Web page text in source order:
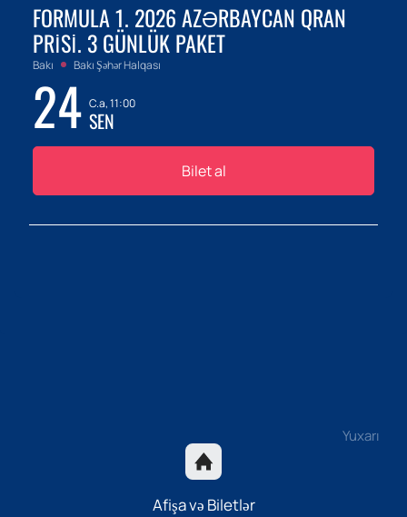
FORMULA 1. 2026 AZƏRBAYCAN QRAN
PRISI. 3 GÜNLÜK PAKET
Bakı Bakı Şəhər Halqası
24 C.a, 11:00
SEN
Bilet al
Yuxarı
Afişa və Biletlər